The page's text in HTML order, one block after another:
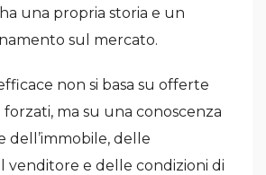
una propria storia e un
sul mercato.
non si basa su offerte
forzati, ma su una conoscenza
dell’immobile, delle
venditore e delle condizioni di